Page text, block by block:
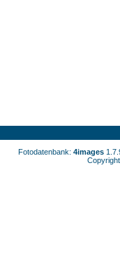
Fotodatenbank: 4images